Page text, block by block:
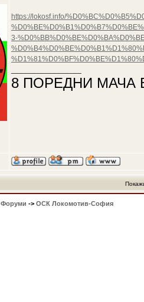
https://lokosf.info/
3-
8 ПОРЕДНИ МАЧА
Форуми -> ОСК Локомотив-София